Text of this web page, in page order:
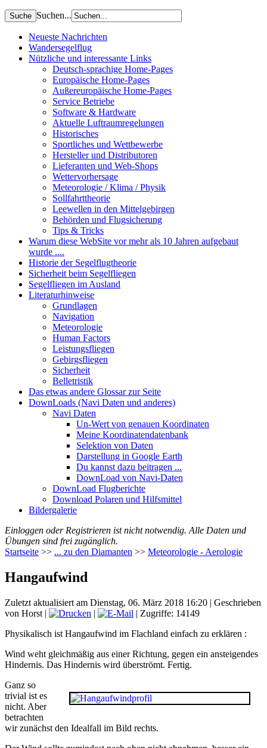
Suchen...
Neueste Nachrichten
Wandersegelflug
Nützliche und interessante Links
Deutsch-sprachige Home-Pages
Europäische Home-Pages
Außereuropäische Home-Pages
Service Betriebe
Software & Hardware
Aktuelle Luftraumregelungen
Historisches
Sportliches und Wettbewerbe
Hersteller und Distributoren
Lieferanten und Web-Shops
Wettervorhersage
Meteorologie / Klima / Physik
Sollfahrttheorie
Leewellen in den Mittelgebirgen
Behörden und Flugsicherung
Tips & Tricks
Warum diese WebSite vor mehr als 10 Jahren aufgebaut
wurde ....
Historie der Segelflugtheorie
Sicherheit beim Segelfliegen
Segelfliegen im Ausland
Literaturhinweise
Grundlagen
Navigation
Meteorologie
Human Factors
Leistungsfliegen
Gebirgsfliegen
Sicherheit
Belletristik
Das etwas andere Glossar zur Seite
DownLoads (Navi Daten und anderes)
Navi Daten
Un-Wert von genauen Koordinaten
Meine Koordinatendatenbank
Selektion von Daten
Darstellung in Google Earth
Du kannst dazu beitragen ...
DownLoad von Navi-Daten
DownLoad Flugberichte
Download Polaren und Hilfsmittel
Bildergalerie
Einloggen oder Registrieren ist nicht notwendig. Alle Daten und
Übungen sind frei zugänglich.
Startseite >> ... zu den Diamanten >> Meteorologie - Aerologie
Hangaufwind
Zuletzt aktualisiert am Dienstag, 06. März 2018 16:20 | Geschrieben
von Horst | |
| Zugriffe: 14149
Physikalisch ist Hangaufwind im Flachland einfach zu erklären :
Wind weht gleichmäßig aus einer Richtung, gegen ein ansteigendes
Hindernis. Das Hindernis wird überströmt. Fertig.
Ganz so
trivial ist es
nicht. Aber
betrachten
wir zunächst den Idealfall im Bild rechts.